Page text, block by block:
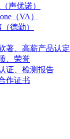
声优诺）
（VA）
德勤）
著、高薪产品认定
、荣誉
证、检测报告
作证书